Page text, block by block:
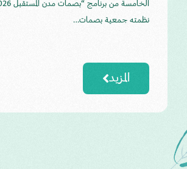
نظمته جمعية بصمات…
المزيد